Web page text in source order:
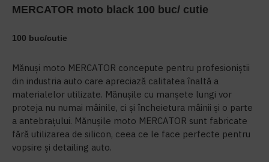
MERCATOR moto black 100 buc/ cutie
100 buc/cutie
Mănuși moto MERCATOR concepute pentru profesioniștii
din industria auto care apreciază calitatea înaltă a
materialelor utilizate. Mănușile cu manșete lungi vor
proteja nu numai mâinile, ci și încheietura mâinii și o parte
a antebrațului. Mănușile moto MERCATOR sunt fabricate
fără utilizarea de silicon, ceea ce le face perfecte pentru
vopsire și detailing auto.